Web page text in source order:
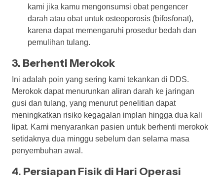
kami jika kamu mengonsumsi obat pengencer
darah atau obat untuk osteoporosis (bifosfonat),
karena dapat memengaruhi prosedur bedah dan
pemulihan tulang.
3. Berhenti Merokok
Ini adalah poin yang sering kami tekankan di DDS.
Merokok dapat menurunkan aliran darah ke jaringan
gusi dan tulang, yang menurut penelitian dapat
meningkatkan risiko kegagalan implan hingga dua kali
lipat. Kami menyarankan pasien untuk berhenti merokok
setidaknya dua minggu sebelum dan selama masa
penyembuhan awal.
4. Persiapan Fisik di Hari Operasi